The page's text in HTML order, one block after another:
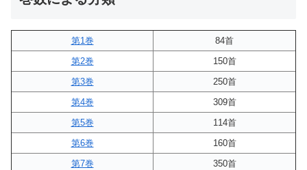
第1巻
84首
第2巻
150首
第3巻
250首
第4巻
309首
第5巻
114首
第6巻
160首
第7巻
350首